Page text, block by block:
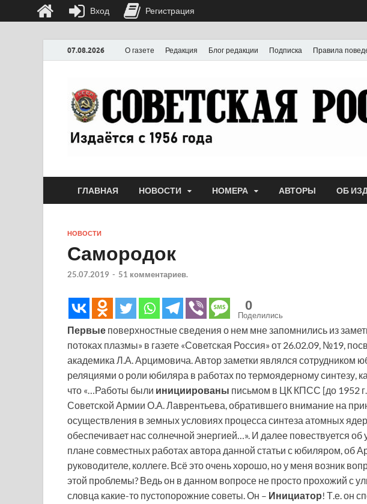
07.08.2026 О газете Редакция Блог редакции Подписка Правила
ГЛАВНАЯ НОВОСТИ НОМЕРА АВТОРЫ ОБ
НОВОСТИ
Самородок
25.07.2019 - 51 комментариев.
0
Поделились
Первые поверхностные сведения о нем мне запомнились из
потоках плазмы» в газете «Советская Россия» от 26.02.09, №19,
академика Л.А. Арцимовича. Автор заметки являлся сотрудником
реляциями о роли юбиляра в работах по термоядерному синтезу,
что «…Работы были инициированы письмом в ЦК КПСС [до 1952
Советской Армии О.А. Лаврентьева, обратившего внимание на
осуществления в земных условиях процесса синтеза атомных
обеспечивает нас солнечной энергией…». И далее повествуется
плане совместных работах автора данной статьи с юбиляром, об
руководителе, коллеге. Всё это очень хорошо, но у меня возник
этой проблемы? Ведь он в данном вопросе не просто прохожий с
словца какие-то пустопорожние советы. Он – Инициатор! Т.е. он
Вход Регистрация